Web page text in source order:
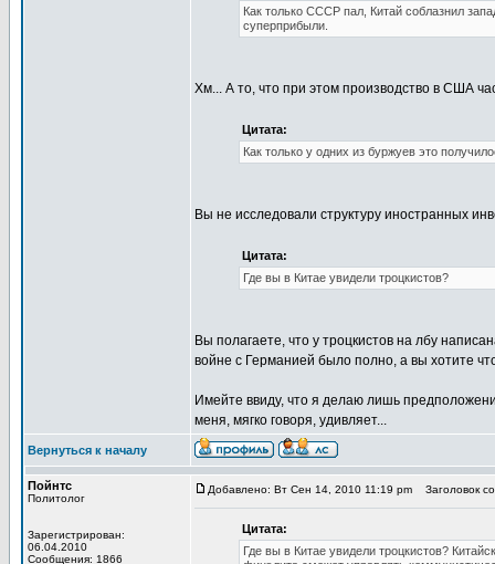
Как только СССР пал, Китай соблазнил
суперприбыли.
Хм... А то, что при этом производство в США
Цитата:
Как только у одних из буржуев это
Вы не исследовали структуру иностранных
Цитата:
Где вы в Китае увидели троцкистов?
Вы полагаете, что у троцкистов на лбу
войне с Германией было полно, а вы хотите
Имейте ввиду, что я делаю лишь
меня, мягко говоря, удивляет...
Вернуться к началу
Пойнтс
Политолог
Зарегистрирован:
06.04.2010
Сообщения: 1866
Добавлено: Вт Сен 14, 2010 11:19 pm Заголовок
Цитата:
Где вы в Китае увидели троцкистов?